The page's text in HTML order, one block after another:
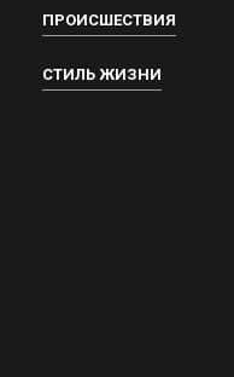
ПРОИСШЕСТВИЯ
СТИЛЬ ЖИЗНИ